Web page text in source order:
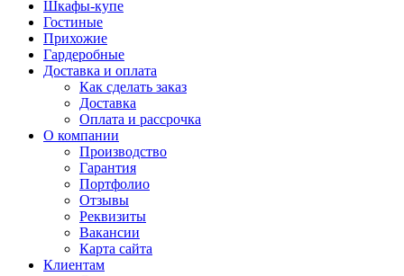
Шкафы-купе
Гостиные
Прихожие
Гардеробные
Доставка и оплата
Как сделать заказ
Доставка
Оплата и рассрочка
О компании
Производство
Гарантия
Портфолио
Отзывы
Реквизиты
Вакансии
Карта сайта
Клиентам